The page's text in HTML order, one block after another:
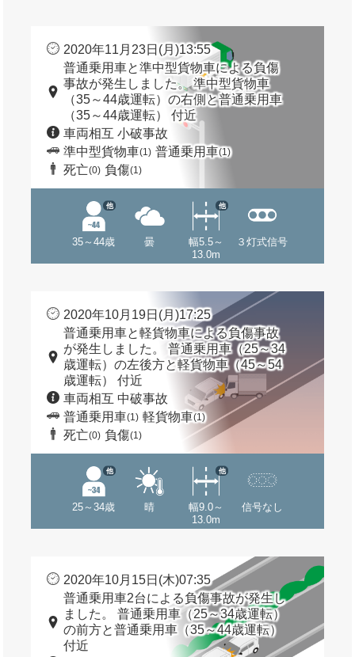
2020年11月23日(月)13:55
普通乗用車と準中型貨物車による負傷
事故が発生しました。 準中型貨物車
（35～44歳運転）の右側と普通乗用車
（35～44歳運転） 付近
車両相互 小破事故
準中型貨物車(1) 普通乗用車(1)
死亡(0) 負傷(1)
35～44歳
他
曇
幅5.5～
13.0m
他
３灯式信号
2020年10月19日(月)17:25
普通乗用車と軽貨物車による負傷事故
が発生しました。 普通乗用車（25～34
歳運転）の左後方と軽貨物車（45～54
歳運転） 付近
車両相互 中破事故
普通乗用車(1) 軽貨物車(1)
死亡(0) 負傷(1)
25～34歳
他
晴
幅9.0～
13.0m
他
信号なし
2020年10月15日(木)07:35
普通乗用車2台による負傷事故が発生し
ました。 普通乗用車（25～34歳運転）
の前方と普通乗用車（35～44歳運転）
付近